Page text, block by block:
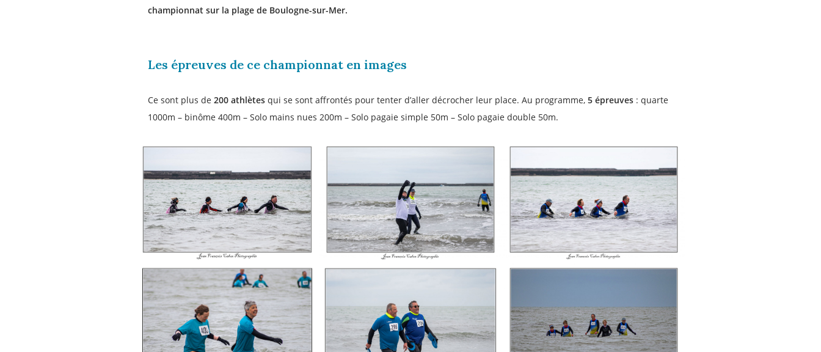
championnat sur la plage de Boulogne-sur-Mer.
Les épreuves de ce championnat en images
Ce sont plus de 200 athlètes qui se sont affrontés pour tenter d’aller décrocher leur place. Au programme, 5 épreuves : quarte
1000m – binôme 400m – Solo mains nues 200m – Solo pagaie simple 50m – Solo pagaie double 50m.